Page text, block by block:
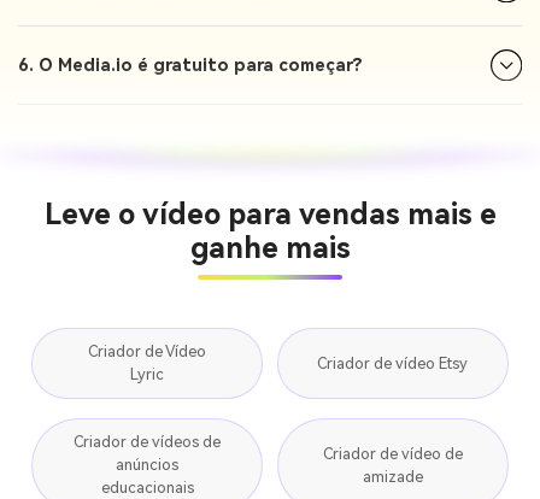
6. O Media.io é gratuito para começar?
Leve o vídeo para vendas mais e
ganhe mais
Criador de Vídeo
Lyric
Criador de vídeo Etsy
Criador de vídeos de
anúncios
educacionais
Criador de vídeo de
amizade